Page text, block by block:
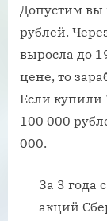
Допустим вы
рублей.
выросла до
цене, то
Если купили
100 000
000.
За 3 года
акций